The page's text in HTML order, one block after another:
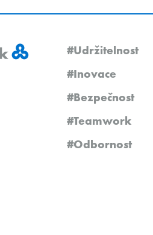
#Udržitelnost
#Inovace
#Bezpečnost
#Teamwork
#Odbornost